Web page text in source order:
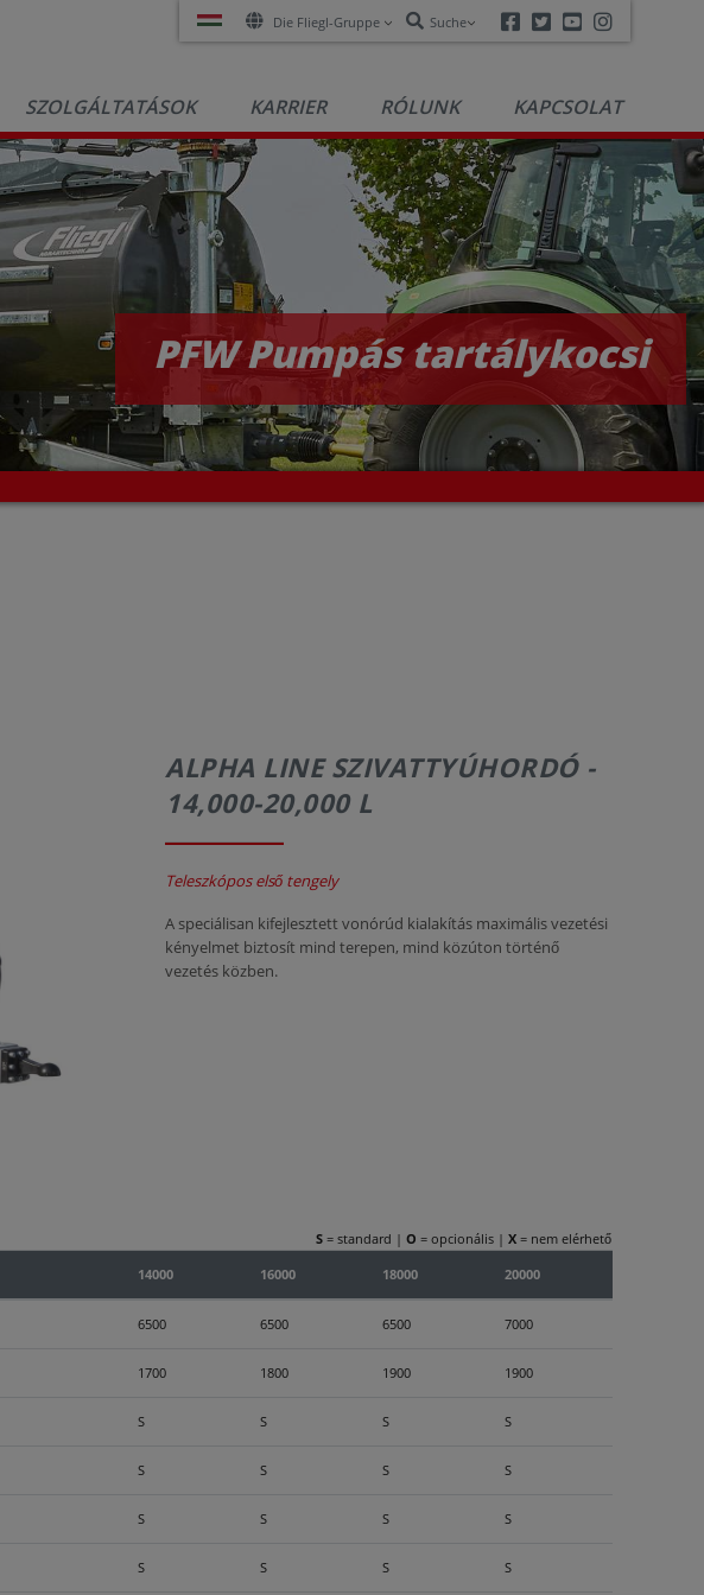
Die Fliegl-Gruppe Suche Facebook
TwitterYoutube
SZOLGÁLTATÁSOK KARRIER RÓLUNK KAPCSOLAT
PFW Pumpás tartálykocsi
ALPHA LINE SZIVATTYÚHORDÓ -
14,000-20,000 L
Teleszkópos első tengely
A speciálisan kifejlesztett vonórúd kialakítás maximális vezetési
kényelmet biztosít mind terepen, mind közúton történő
vezetés közben.
S = standard | O = opcionális | X = nem elérhető
14000 16000 18000 20000
6500 6500 6500 7000
1700 1800 1900 1900
S S S S
S S S S
S S S S
S S S S